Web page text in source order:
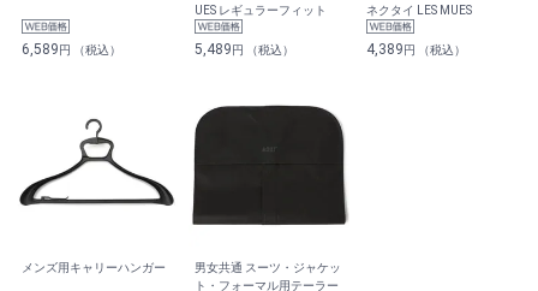
6,589円 （税込）
UES レギュラーフィット
5,489円 （税込）
ネクタイ LES MUES
4,389円 （税込）
メンズ用キャリーハンガー
男女共通 スーツ・ジャケッ
ト・フォーマル用テーラー